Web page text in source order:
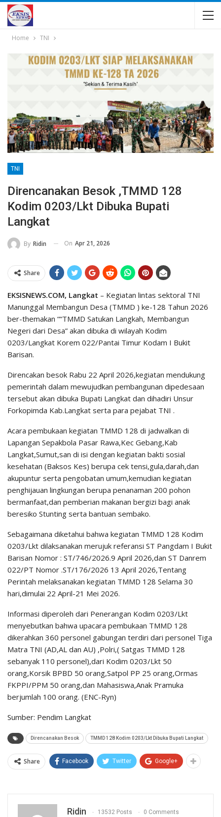
Home TNI
TNI
Direncanakan Besok ,TMMD 128
Kodim 0203/Lkt Dibuka Bupati
Langkat
By Ridin On Apr 21, 2026
Share
EKSISNEWS.COM, Langkat – Kegiatan lintas sektoral TNI
Manunggal Membangun Desa (TMMD ) ke-128 Tahun 2026
ber-themakan ““TMMD Satukan Langkah, Membangun
Negeri dari Desa” akan dibuka di wilayah Kodim
0203/Langkat Korem 022/Pantai Timur Kodam I Bukit
Barisan.
Direncakan besok Rabu 22 April 2026,kegiatan mendukung
pemerintah dalam mewujudkan pembangunan dipedesaan
tersebut akan dibuka Bupati Langkat dan dihadiri Unsur
Forkopimda Kab.Langkat serta para pejabat TNI .
Acara pembukaan kegiatan TMMD 128 di jadwalkan di
Lapangan Sepakbola Pasar Rawa,Kec Gebang,Kab
Langkat,Sumut,san di isi dengan kegiatan bakti sosial
kesehatan (Baksos Kes) berupa cek tensi,gula,darah,dan
akupuntur serta pengobatan umum,kemudian kegiatan
penghijauan lingkungan berupa penanaman 200 pohon
bermanfaat,dan pemberian makanan bergizi bagi anak
beresiko Stunting serta bantuan sembako.
Sebagaimana diketahui bahwa kegiatan TMMD 128 Kodim
0203/Lkt dilaksanakan merujuk referansi ST Pangdam I Bukit
Barisan Nomor : ST/746/2026.9 April 2026,dan ST Danrem
022/PT Nomor .ST/176/2026 13 April 2026,Tentang
Perintah melaksanakan kegiatan TMMD 128 Selama 30
hari,dimulai 22 April-21 Mei 2026.
Informasi diperoleh dari Penerangan Kodim 0203/Lkt
menyebutkan bahwa upacara pembukaan TMMD 128
dikerahkan 360 personel gabungan terdiri dari personel Tiga
Matra TNI (AD,AL dan AU) ,Polri,( Satgas TMMD 128
sebanyak 110 personel),dari Kodim 0203/Lkt 50
orang,Korsik BPBD 50 orang,Satpol PP 25 orang,Ormas
FKPPI/PPM 50 orang,dan Mahasiswa,Anak Pramuka
berjumlah 100 orang. (ENC-Ryn)
Sumber: Pendim Langkat
Direncanakan Besok TMMD 128 Kodim 0203/Lkt Dibuka Bupati Langkat
Share Facebook Twitter Google+
Ridin 13532 Posts 0 Comments